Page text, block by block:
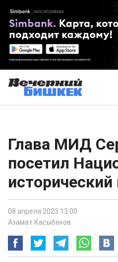
Глава МИД
посетил
08 апреля 2023 13:00
Азамат Касыбеков